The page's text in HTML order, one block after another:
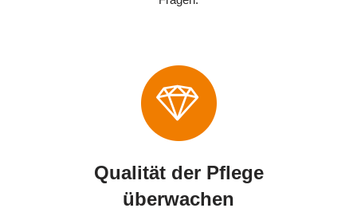
Qualität der Pflege
überwachen